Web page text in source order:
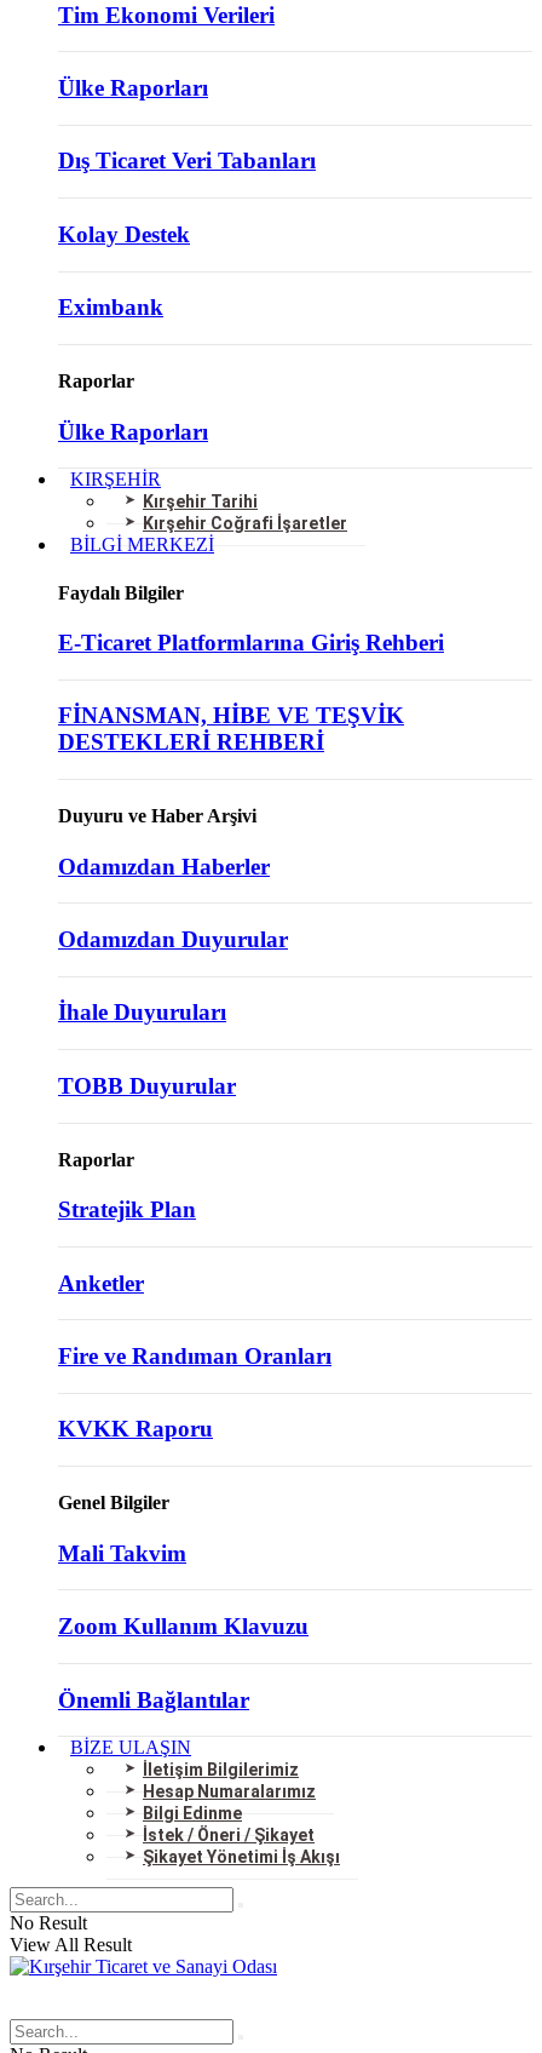
Tim Ekonomi Verileri
Ülke Raporları
Dış Ticaret Veri Tabanları
Kolay Destek
Eximbank
Raporlar
Ülke Raporları
KIRŞEHİR
Kırşehir Tarihi
Kırşehir Coğrafi İşaretler
BİLGİ MERKEZİ
Faydalı Bilgiler
E-Ticaret Platformlarına Giriş Rehberi
FİNANSMAN, HİBE VE TEŞVİK
DESTEKLERİ REHBERİ
Duyuru ve Haber Arşivi
Odamızdan Haberler
Odamızdan Duyurular
İhale Duyuruları
TOBB Duyurular
Raporlar
Stratejik Plan
Anketler
Fire ve Randıman Oranları
KVKK Raporu
Genel Bilgiler
Mali Takvim
Zoom Kullanım Klavuzu
Önemli Bağlantılar
BİZE ULAŞIN
İletişim Bilgilerimiz
Hesap Numaralarımız
Bilgi Edinme
İstek / Öneri / Şikayet
Şikayet Yönetimi İş Akışı
No Result
View All Result